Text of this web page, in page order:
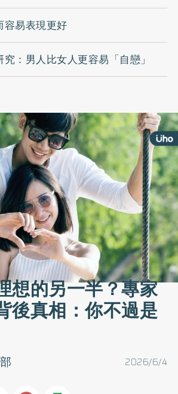
容易表現更好
：男人比女人更容易「自戀」
想的另一半？專家
後真相：你不過是
2026/6/4